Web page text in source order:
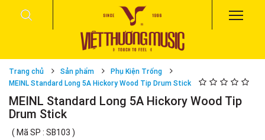
Trang chủ Sản phẩm
Phụ Kiện Trống
MEINL Standard Long 5A Hickory Wood Tip Drum Stick
MEINL Standard Long 5A Hickory Wood Tip
Drum Stick
( Mã SP : SB103 )